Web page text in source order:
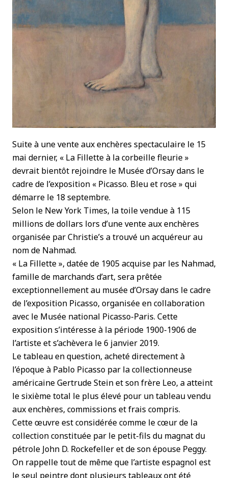
Suite à une vente aux enchères spectaculaire le 15
mai dernier, « La Fillette à la corbeille fleurie »
devrait bientôt rejoindre le Musée d’Orsay dans le
cadre de l’exposition « Picasso. Bleu et rose » qui
démarre le 18 septembre.
Selon le New York Times, la toile vendue à 115
millions de dollars lors d’une vente aux enchères
organisée par Christie’s a trouvé un acquéreur au
nom de Nahmad.
« La Fillette », datée de 1905 acquise par les Nahmad,
famille de marchands d’art, sera prêtée
exceptionnellement au musée d’Orsay dans le cadre
de l’exposition Picasso, organisée en collaboration
avec le Musée national Picasso-Paris. Cette
exposition s’intéresse à la période 1900-1906 de
l’artiste et s’achèvera le 6 janvier 2019.
Le tableau en question, acheté directement à
l’époque à Pablo Picasso par la collectionneuse
américaine Gertrude Stein et son frère Leo, a atteint
le sixième total le plus élevé pour un tableau vendu
aux enchères, commissions et frais compris.
Cette œuvre est considérée comme le cœur de la
collection constituée par le petit-fils du magnat du
pétrole John D. Rockefeller et de son épouse Peggy.
On rappelle tout de même que l’artiste espagnol est
le seul peintre dont plusieurs tableaux ont été